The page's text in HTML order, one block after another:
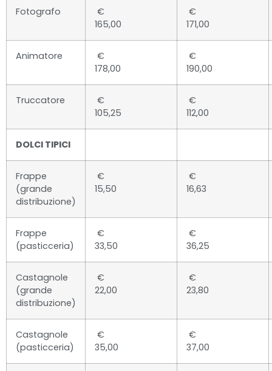
Fotografo
€
165,00
€
171,00
Animatore
€
178,00
€
190,00
Truccatore
€
105,25
€
112,00
DOLCI TIPICI
Frappe
(grande
distribuzione)
€
15,50
€
16,63
Frappe
(pasticceria)
€
33,50
€
36,25
Castagnole
(grande
distribuzione)
€
22,00
€
23,80
Castagnole
(pasticceria)
€
35,00
€
37,00